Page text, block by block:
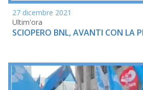
27 dicembre 2021
Ultim'ora
SCIOPERO BNL, AVANTI CON LA